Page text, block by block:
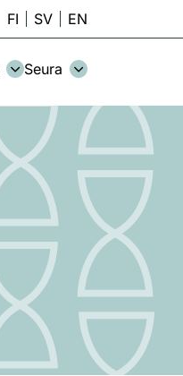
FI SV EN
Seura